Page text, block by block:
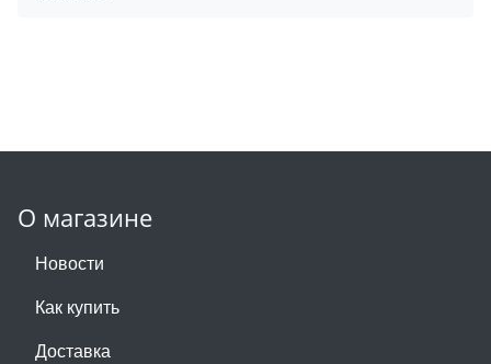
О магазине
Новости
Как купить
Доставка